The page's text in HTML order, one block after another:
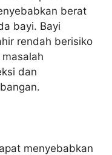
berat
bayi. Bayi
rendah berisiko
dan
menyebabkan